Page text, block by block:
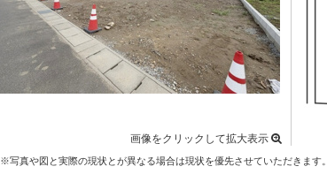
画像をクリックして拡大表示
※写真や図と実際の現状とが異なる場合は現状を優先させていただきます。